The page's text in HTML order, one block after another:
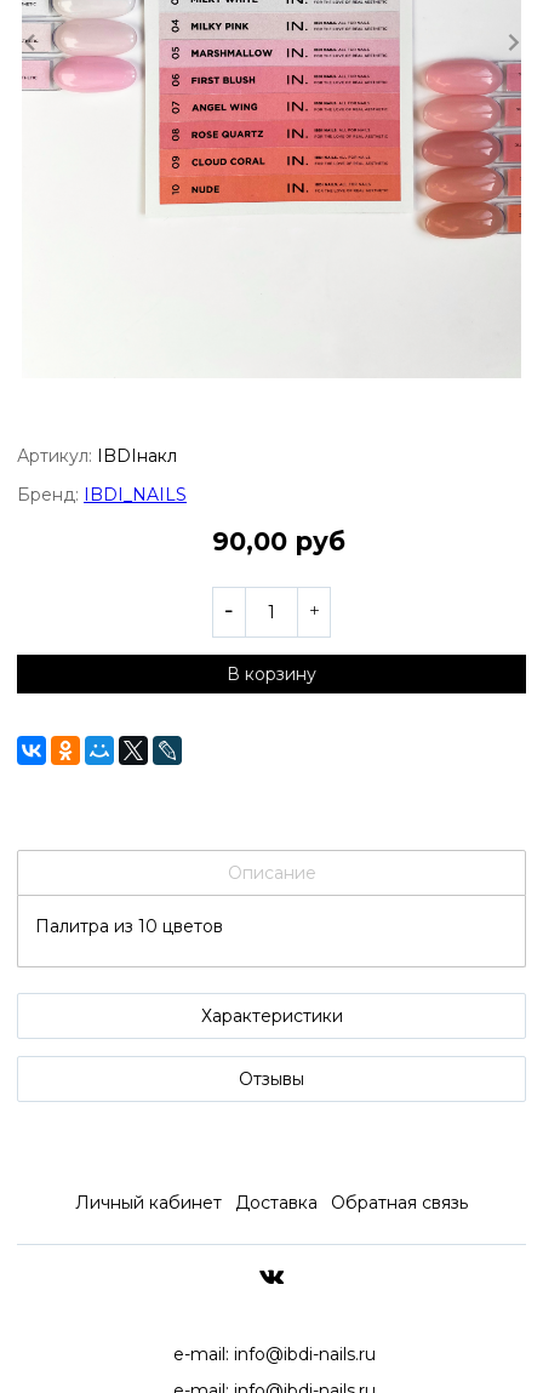
Артикул: IBDIнакл
Бренд:
IBDI_NAILS
90,00 руб
В корзину
Описание
Палитра из 10 цветов
Характеристики
Отзывы
Личный кабинет Доставка Обратная связь
e-mail: info@ibdi-nails.ru